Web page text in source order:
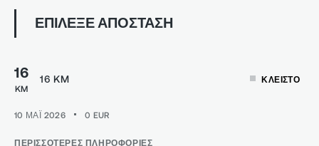
ΕΠΙΛΕΞΕ ΑΠΟΣΤΑΣΗ
16
KM
16 KM ΚΛΕΙΣΤΌ
10 ΜΑΪ 2026 0 EUR
ΠΕΡΙΣΣΌΤΕΡΕΣ ΠΛΗΡΟΦΟΡΊΕΣ